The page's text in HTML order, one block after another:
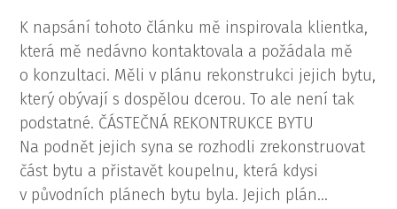
K napsání tohoto článku mě inspirovala klientka,
která mě nedávno kontaktovala a požádala mě
o konzultaci. Měli v plánu rekonstrukci jejich bytu,
který obývají s dospělou dcerou. To ale není tak
podstatné. ČÁSTEČNÁ REKONTRUKCE BYTU
Na podnět jejich syna se rozhodli zrekonstruovat
část bytu a přistavět koupelnu, která kdysi
v původních plánech bytu byla. Jejich plán...